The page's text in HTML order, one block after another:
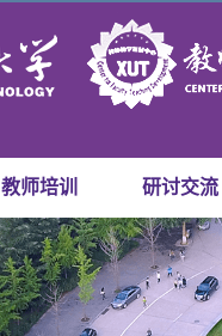
教师培训 研讨交流